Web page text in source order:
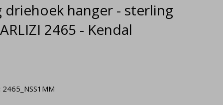
driehoek hanger - sterling
2465 - Kendal
2465_NSS1MM